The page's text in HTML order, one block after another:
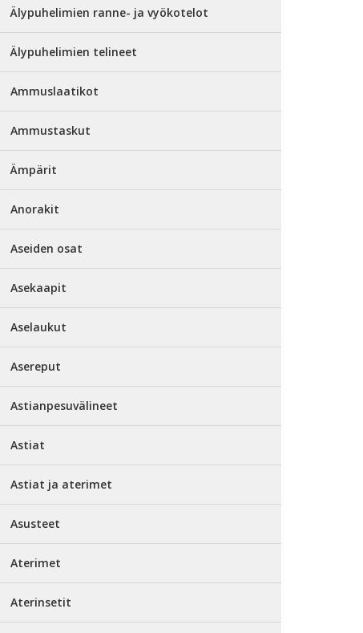
Älypuhelimien ranne- ja vyökotelot
Älypuhelimien telineet
Ammuslaatikot
Ammustaskut
Ämpärit
Anorakit
Aseiden osat
Asekaapit
Aselaukut
Asereput
Astianpesuvälineet
Astiat
Astiat ja aterimet
Asusteet
Aterimet
Aterinsetit